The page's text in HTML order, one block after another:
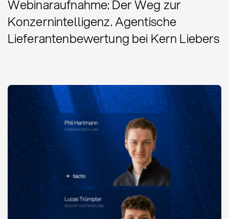
Webinaraufnahme: Der Weg zur
Konzernintelligenz. Agentische
Lieferantenbewertung bei Kern Liebers